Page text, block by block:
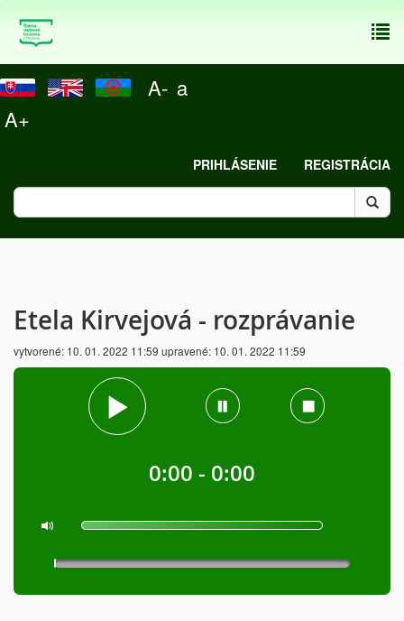
A- a
A+
PRIHLÁSENIE REGISTRÁCIA
Etela Kirvejová - rozprávanie
vytvorené: 10. 01. 2022 11:59 upravené: 10. 01. 2022 11:59
0:00 - 0:00